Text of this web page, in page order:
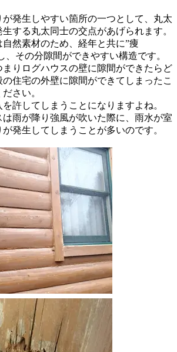
が発生しやすい箇所の一つとして、丸太
する丸太同士の交点があげられます。
然素材のため、経年と共に”痩
、その分隙間ができやすい構造です。
りログハウスの壁に隙間ができたらど
住宅の外壁に隙間ができてしまったこ
さい。
許してしまうことになりますよね。
雨が降り強風が吹いた際に、雨水が室
発生してしまうことが多いのです。